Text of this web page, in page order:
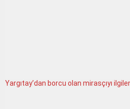
Yargıtay’dan borcu olan mirasçıyı